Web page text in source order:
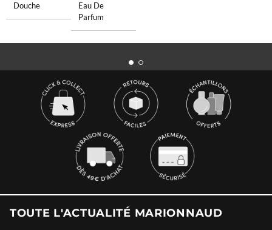
Douche
Eau De
Parfum
TOUTE L'ACTUALITÉ MARIONNAUD